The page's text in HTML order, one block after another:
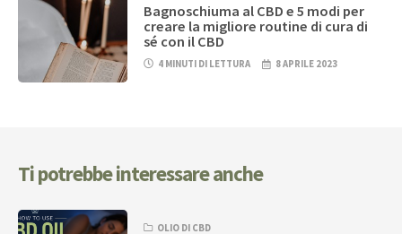
Bagnoschiuma al CBD e 5 modi per
creare la migliore routine di cura di
sé con il CBD
4 MINUTI DI LETTURA 8 APRILE 2023
Ti potrebbe interessare anche
OLIO DI CBD